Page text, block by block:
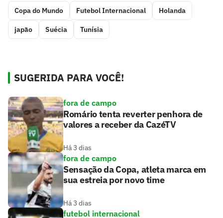
Copa do Mundo Futebol Internacional Holanda
japão Suécia Tunísia
SUGERIDA PARA VOCÊ!
fora de campo
Romário tenta reverter penhora de
valores a receber da CazéTV
Há 3 dias
fora de campo
Sensação da Copa, atleta marca em
sua estreia por novo time
Há 3 dias
futebol internacional